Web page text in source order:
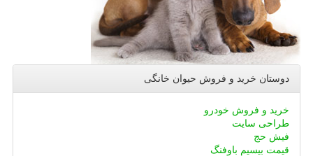
دوستان خرید و فروش حیوان خانگی
خرید و فروش خودرو
طراحی سایت
فیش حج
قیمت بیسیم باوفنگ